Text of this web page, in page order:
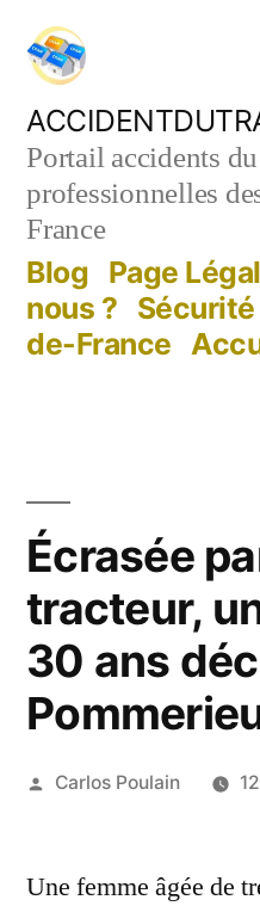
Aller
contenu
Portail accidents
professionnelles
France
Blog Page
nous ?
de-France
Écrasée
tracteur,
30 ans
Publié
Carlos Poulain
Une femme âgée de